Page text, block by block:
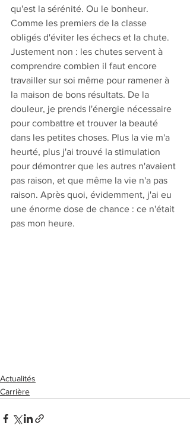
qu'est la sérénité. Ou le bonheur.
Comme les premiers de la classe
obligés d'éviter les échecs et la chute.
Justement non : les chutes servent à
comprendre combien il faut encore
travailler sur soi même pour ramener à
la maison de bons résultats. De la
douleur, je prends l'énergie nécessaire
pour combattre et trouver la beauté
dans les petites choses. Plus la vie m'a
heurté, plus j'ai trouvé la stimulation
pour démontrer que les autres n'avaient
pas raison, et que même la vie n'a pas
raison. Après quoi, évidemment, j'ai eu
une énorme dose de chance : ce n'était
pas mon heure.
Actualités
Carrière